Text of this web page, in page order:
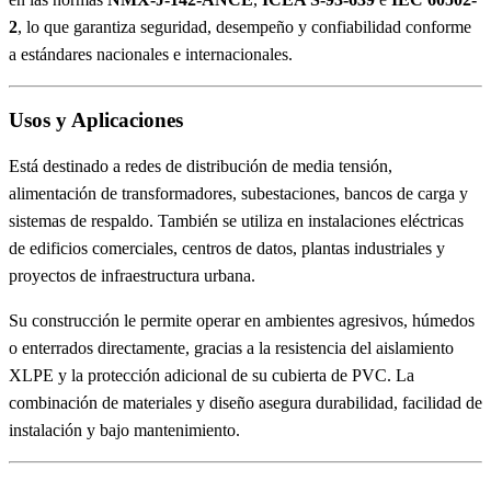
2, lo que garantiza seguridad, desempeño y confiabilidad conforme
a estándares nacionales e internacionales.
Usos y Aplicaciones
Está destinado a redes de distribución de media tensión,
alimentación de transformadores, subestaciones, bancos de carga y
sistemas de respaldo. También se utiliza en instalaciones eléctricas
de edificios comerciales, centros de datos, plantas industriales y
proyectos de infraestructura urbana.
Su construcción le permite operar en ambientes agresivos, húmedos
o enterrados directamente, gracias a la resistencia del aislamiento
XLPE y la protección adicional de su cubierta de PVC. La
combinación de materiales y diseño asegura durabilidad, facilidad de
instalación y bajo mantenimiento.